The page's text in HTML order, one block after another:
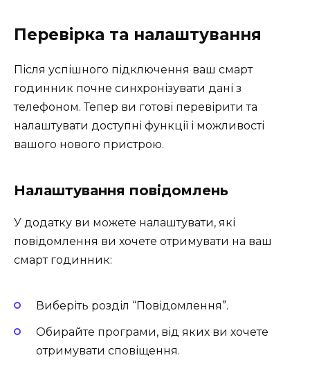
Перевірка та налаштування
Після успішного підключення ваш смарт
годинник почне синхронізувати дані з
телефоном. Тепер ви готові перевірити та
налаштувати доступні функції і можливості
вашого нового пристрою.
Налаштування повідомлень
У додатку ви можете налаштувати, які
повідомлення ви хочете отримувати на ваш
смарт годинник:
Виберіть розділ “Повідомлення”.
Обирайте програми, від яких ви хочете
отримувати сповіщення.